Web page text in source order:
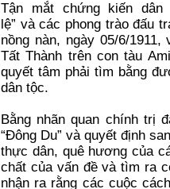
Tận mắt chứng kiến
lệ” và các phong trào đấu
nồng nàn, ngày 05/6/
Tất Thành trên con tàu
quyết tâm phải tìm bằng
dân tộc.
Bằng nhãn quan chính trị
“Đông Du” và quyết định
thực dân, quê hương của
chất của vấn đề và tìm ra
nhận ra rằng các cuộc